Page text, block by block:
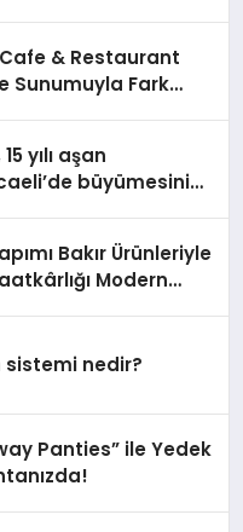
& Restaurant
Sunumuyla Fark
yılı aşan
büyümesini
Bakır Ürünleriyle
Modern
sistemi nedir?
Panties” ile Yedek